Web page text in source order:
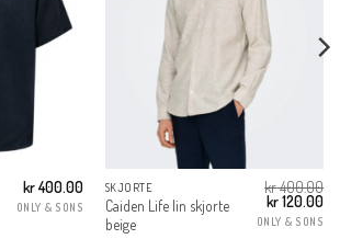
kr400.00
ONLY & SONS
SKJORTE
Caiden Life lin skjorte
beige
kr400.00
Opprinnelig
pris
var:
kr120.00
ONLY & SONS